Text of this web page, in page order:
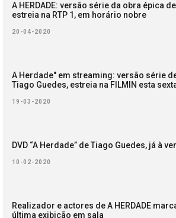
A HERDADE: versão série da obra épica
estreia na RTP 1, em horário nobre
20-04-2020
A Herdade" em streaming: versão série
Tiago Guedes, estreia na FILMIN esta
19-03-2020
DVD “A Herdade” de Tiago Guedes, já à
10-02-2020
Realizador e actores de A HERDADE
última exibição em sala